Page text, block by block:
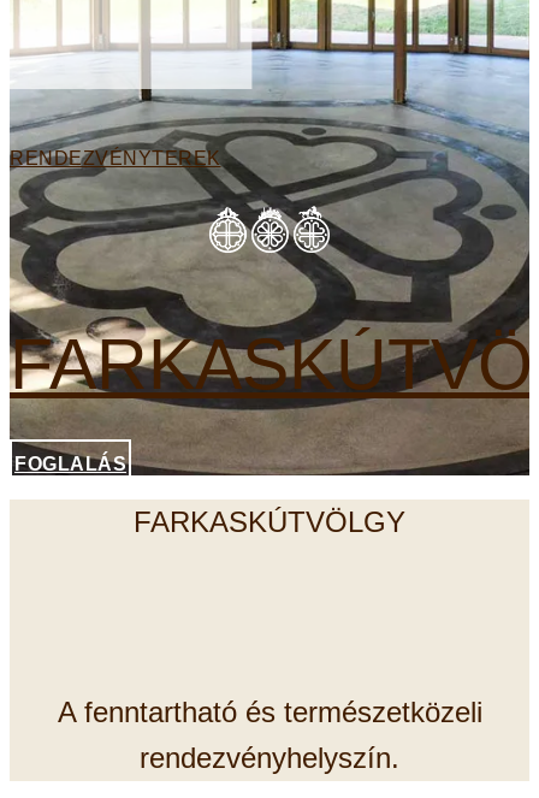
RENDEZVÉNYTEREK
FOGLALÁS
FARKASKÚTVÖLGY
A fenntartható és természetközeli
rendezvényhelyszín.